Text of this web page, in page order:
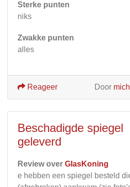
Sterke punten
niks
Zwakke punten
alles
Door
Reageer
Beschadigde spiegel
geleverd
Review over GlasKoning
e hebben een spiegel besteld